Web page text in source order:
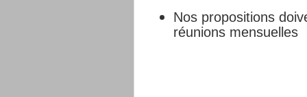
Nos propositions
réunions mensuelles